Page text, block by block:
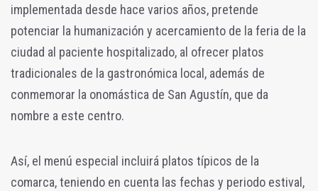
implementada desde hace varios años, pretende
potenciar la humanización y acercamiento de la feria de la
ciudad al paciente hospitalizado, al ofrecer platos
tradicionales de la gastronómica local, además de
conmemorar la onomástica de San Agustín, que da
nombre a este centro.
Así, el menú especial incluirá platos típicos de la
comarca, teniendo en cuenta las fechas y periodo estival,